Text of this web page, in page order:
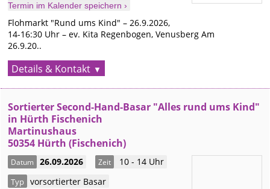
Termin im Kalender speichern ›
Flohmarkt "Rund ums Kind" – 26.9.2026,
14-16:30 Uhr – ev. Kita Regenbogen, Venusberg Am
26.9.20..
Details & Kontakt
Sortierter Second-Hand-Basar "Alles rund ums Kind"
in Hürth Fischenich
Martinushaus
50354 Hürth (Fischenich)
Datum 26.09.2026 Zeit 10 - 14 Uhr
Typ vorsortierter Basar